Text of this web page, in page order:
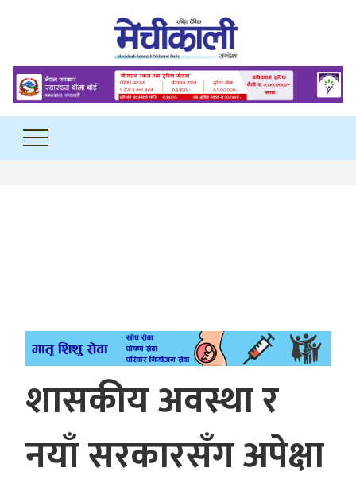
शासकीय अवस्था र
नयाँ सरकारसँग अपेक्षा